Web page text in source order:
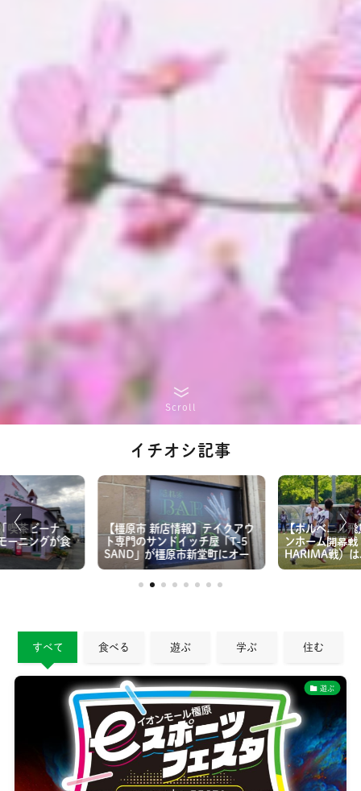
Scroll
イチオシ記事
喫茶ビーナ
ーニングが食
【橿原市 新店情報】テイクアウ
ト専門のサンドイッチ屋「T-5
SAND」が橿原市新堂町にオー
プン！
【ポルベニル
ンホーム開幕
HARIMA戦）
2で敗れる。
すべて 食べる 遊ぶ 学ぶ 住む
遊ぶ